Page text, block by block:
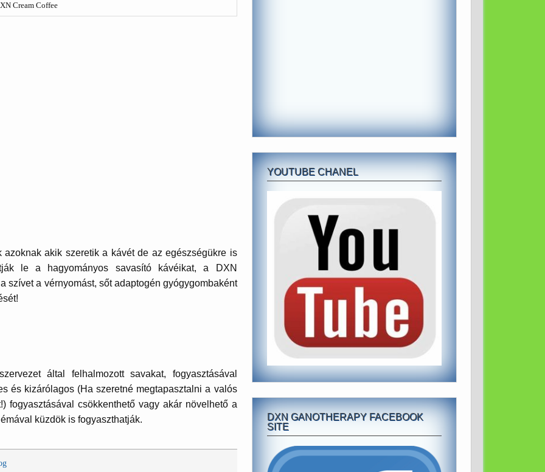
Cream Coffee
azoknak akik szeretik a kávét de az egészségükre is
le a hagyományos savasító kávéikat, a DXN
szívet a vérnyomást, sőt adaptogén gyógygombaként
által felhalmozott savakat, fogyasztásával
és kizárólagos (Ha szeretné megtapasztalni a valós
fogyasztásával csökkenthető vagy akár növelhető a
küzdök is fogyaszthatják.
YOUTUBE CHANEL
DXN GANOTHERAPY FACEBOOK
SITE